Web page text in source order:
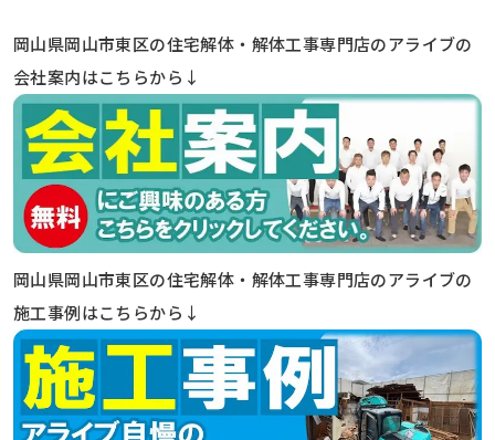
岡山県岡山市東区の住宅解体・解体工事専門店のアライブの
会社案内はこちらから↓
岡山県岡山市東区の住宅解体・解体工事専門店のアライブの
施工事例はこちらから↓